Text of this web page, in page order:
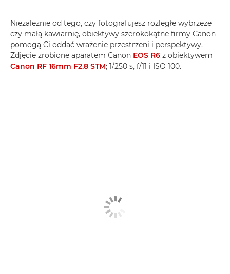
Niezależnie od tego, czy fotografujesz rozległe wybrzeże
czy małą kawiarnię, obiektywy szerokokątne firmy Canon
pomogą Ci oddać wrażenie przestrzeni i perspektywy.
Zdjęcie zrobione aparatem Canon EOS R6 z obiektywem
Canon RF 16mm F2.8 STM; 1/250 s, f/11 i ISO 100.